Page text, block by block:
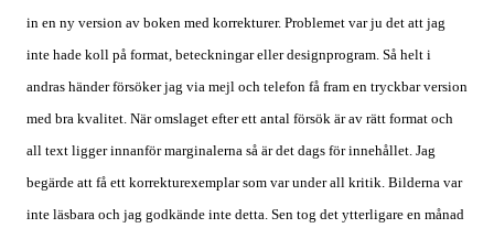
in en ny version av boken med korrekturer. Problemet var ju det att jag
inte hade koll på format, beteckningar eller designprogram. Så helt i
andras händer försöker jag via mejl och telefon få fram en tryckbar version
med bra kvalitet. När omslaget efter ett antal försök är av rätt format och
all text ligger innanför marginalerna så är det dags för innehållet. Jag
begärde att få ett korrekturexemplar som var under all kritik. Bilderna var
inte läsbara och jag godkände inte detta. Sen tog det ytterligare en månad